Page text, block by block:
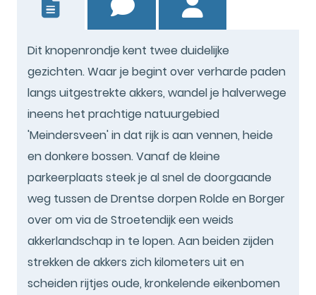
Dit knopenrondje kent twee duidelijke
gezichten. Waar je begint over verharde paden
langs uitgestrekte akkers, wandel je halverwege
ineens het prachtige natuurgebied
'Meindersveen' in dat rijk is aan vennen, heide
en donkere bossen. Vanaf de kleine
parkeerplaats steek je al snel de doorgaande
weg tussen de Drentse dorpen Rolde en Borger
over om via de Stroetendijk een weids
akkerlandschap in te lopen. Aan beiden zijden
strekken de akkers zich kilometers uit en
scheiden rijtjes oude, kronkelende eikenbomen